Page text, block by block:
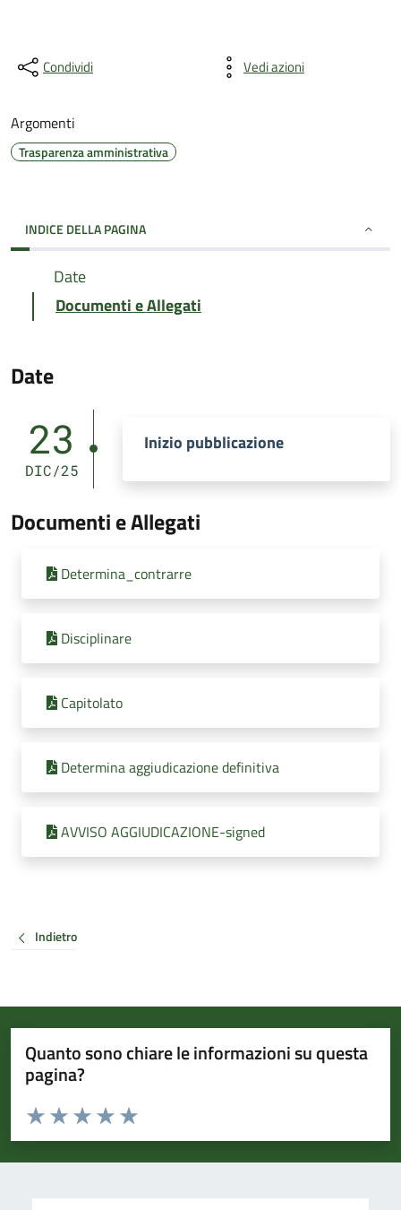
Condividi Vedi azioni
Argomenti
Trasparenza amministrativa
INDICE DELLA PAGINA
Date
Documenti e Allegati
Date
23
DIC/25
Inizio pubblicazione
Documenti e Allegati
Determina_contrarre
Disciplinare
Capitolato
Determina aggiudicazione definitiva
AVVISO AGGIUDICAZIONE-signed
Indietro
Quanto sono chiare le informazioni su questa
pagina?
Valuta da 1 a 5 stelle la pagina
Valuta 5 stelle su 5
Valuta 4 stelle su 5
Valuta 3 stelle su 5
Valuta 2 stelle su 5
Valuta 1 stelle su 5